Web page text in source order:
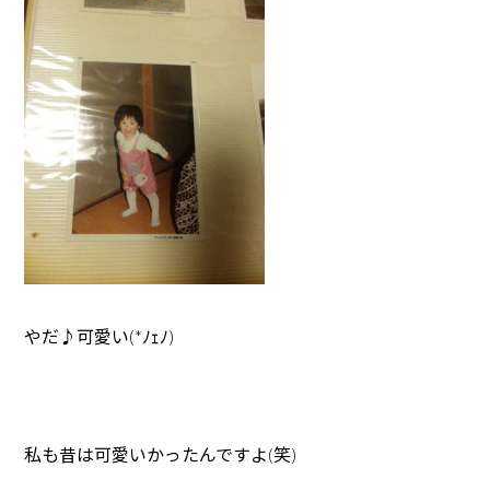
やだ♪可愛い(*ﾉｪﾉ)
私も昔は可愛いかったんですよ(笑)